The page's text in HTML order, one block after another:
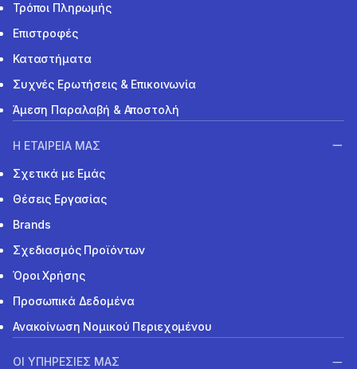
Τρόποι Πληρωμής
Επιστροφές
Καταστήματα
Συχνές Ερωτήσεις & Επικοινωνία
Άμεση Παραλαβή & Αποστολή
Η ΕΤΑΙΡΕΙΑ ΜΑΣ
Σχετικά με Εμάς
Θέσεις Εργασίας
Brands
Σχεδιασμός Προϊόντων
Όροι Χρήσης
Προσωπικά Δεδομένα
Ανακοίνωση Νομικού Περιεχομένου
ΟΙ ΥΠΗΡΕΣΙΕΣ ΜΑΣ